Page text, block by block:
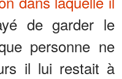
de garder le
personne ne
il lui restait à